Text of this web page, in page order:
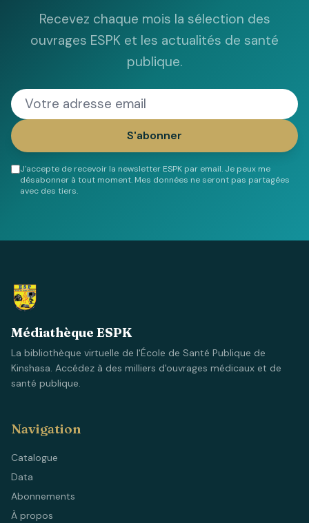
Recevez chaque mois la sélection des
ouvrages ESPK et les actualités de santé
publique.
S'abonner
J'accepte de recevoir la newsletter ESPK par email. Je peux me
désabonner à tout moment. Mes données ne seront pas partagées
avec des tiers.
Médiathèque ESPK
La bibliothèque virtuelle de l'École de Santé Publique de
Kinshasa. Accédez à des milliers d'ouvrages médicaux et de
santé publique.
Navigation
Catalogue
Data
Abonnements
À propos